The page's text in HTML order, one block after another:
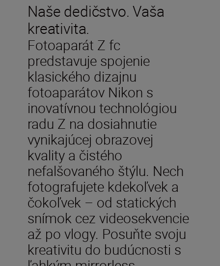
Naše dedičstvo. Vaša
kreativita.
Fotoaparát Z fc
predstavuje spojenie
klasického dizajnu
fotoaparátov Nikon s
inovatívnou technológiou
radu Z na dosiahnutie
vynikajúcej obrazovej
kvality a čistého
nefalšovaného štýlu. Nech
fotografujete kdekoľvek a
čokoľvek – od statických
snímok cez videosekvencie
až po vlogy. Posuňte svoju
kreativitu do budúcnosti s